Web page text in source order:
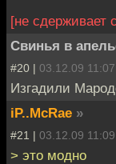
[не сдерживает
Свинья в
#20 | 03.12.09 11:07
Изгадили
iP..McRae »
#21 | 03.12.09 11:09
> это модно